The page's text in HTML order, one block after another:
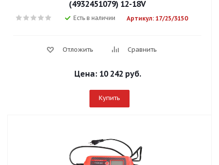
(4932451079) 12-18V
Есть в наличии Артикул: 17/25/3150
Отложить Сравнить
Цена: 10 242 руб.
Купить